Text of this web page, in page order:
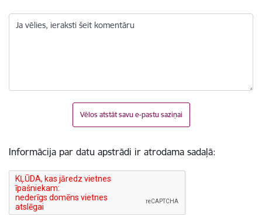
Ja vēlies, ieraksti šeit komentāru
Vēlos atstāt savu e-pastu saziņai
Informācija par datu apstrādi ir atrodama sadaļā: